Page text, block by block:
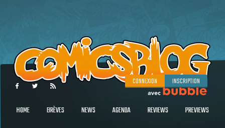
CONNEXION INSCRIPTION
HOME BRÈVES NEWS AGENDA REVIEWS PREVIEWS